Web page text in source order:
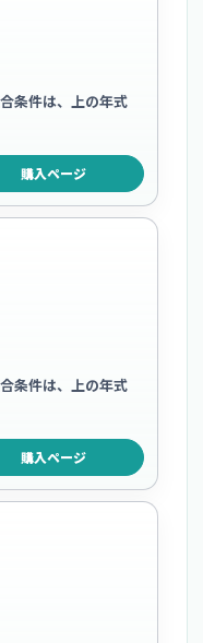
条件は、上の年式
購入ページ
条件は、上の年式
購入ページ